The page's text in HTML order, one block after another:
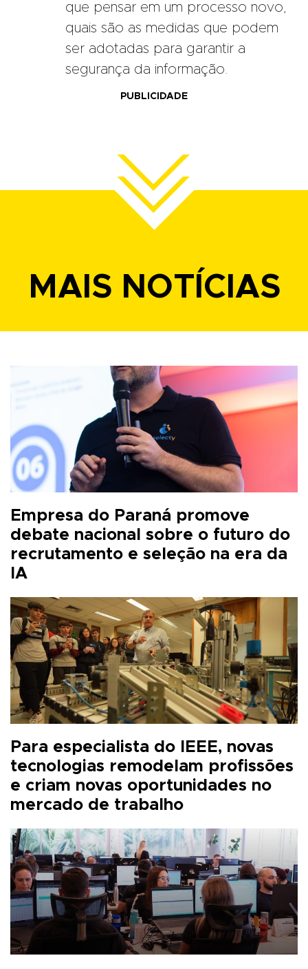
que pensar em um processo novo,
quais são as medidas que podem
ser adotadas para garantir a
segurança da informação.
PUBLICIDADE
MAIS NOTÍCIAS
Empresa do Paraná promove
debate nacional sobre o futuro do
recrutamento e seleção na era da
IA
Para especialista do IEEE, novas
tecnologias remodelam profissões
e criam novas oportunidades no
mercado de trabalho